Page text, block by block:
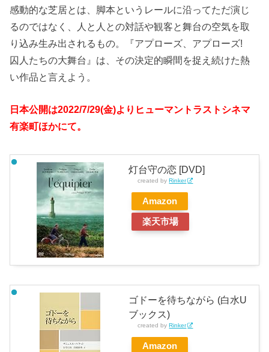
感動的な芝居とは、脚本というレールに沿ってただ演じ
るのではなく、人と人との対話や観客と舞台の空気を取
り込み生み出されるもの。『アプローズ、アプローズ!
囚人たちの大舞台』は、その決定的瞬間を捉え続けた熱
い作品と言えよう。
日本公開は2022/7/29(金)よりヒューマントラストシネマ
有楽町ほかにて。
灯台守の恋 [DVD]
created byRinker
Amazon
楽天市場
ゴドーを待ちながら (白水U
ブックス)
created by Rinker
Amazon